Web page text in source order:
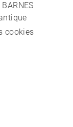
cookies